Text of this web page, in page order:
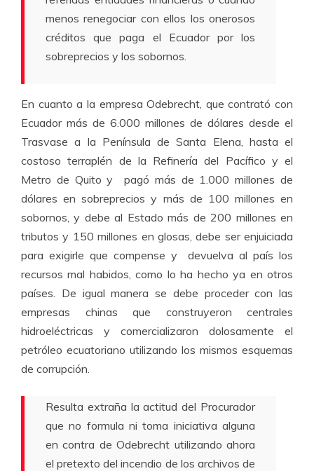
menos renegociar con ellos los onerosos
créditos que paga el Ecuador por los
sobreprecios y los sobornos.
En cuanto a la empresa Odebrecht, que contrató con
Ecuador más de 6.000 millones de dólares desde el
Trasvase a la Península de Santa Elena, hasta el
costoso terraplén de la Refinería del Pacífico y el
Metro de Quito y pagó más de 1.000 millones de
dólares en sobreprecios y más de 100 millones en
sobornos, y debe al Estado más de 200 millones en
tributos y 150 millones en glosas, debe ser enjuiciada
para exigirle que compense y devuelva al país los
recursos mal habidos, como lo ha hecho ya en otros
países. De igual manera se debe proceder con las
empresas chinas que construyeron centrales
hidroeléctricas y comercializaron dolosamente el
petróleo ecuatoriano utilizando los mismos esquemas
de corrupción.
Resulta extraña la actitud del Procurador
que no formula ni toma iniciativa alguna
en contra de Odebrecht utilizando ahora
el pretexto del incendio de los archivos de